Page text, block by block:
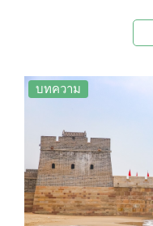
จัดให้เป็นสิ่งมหัศจร
1987
บทความ